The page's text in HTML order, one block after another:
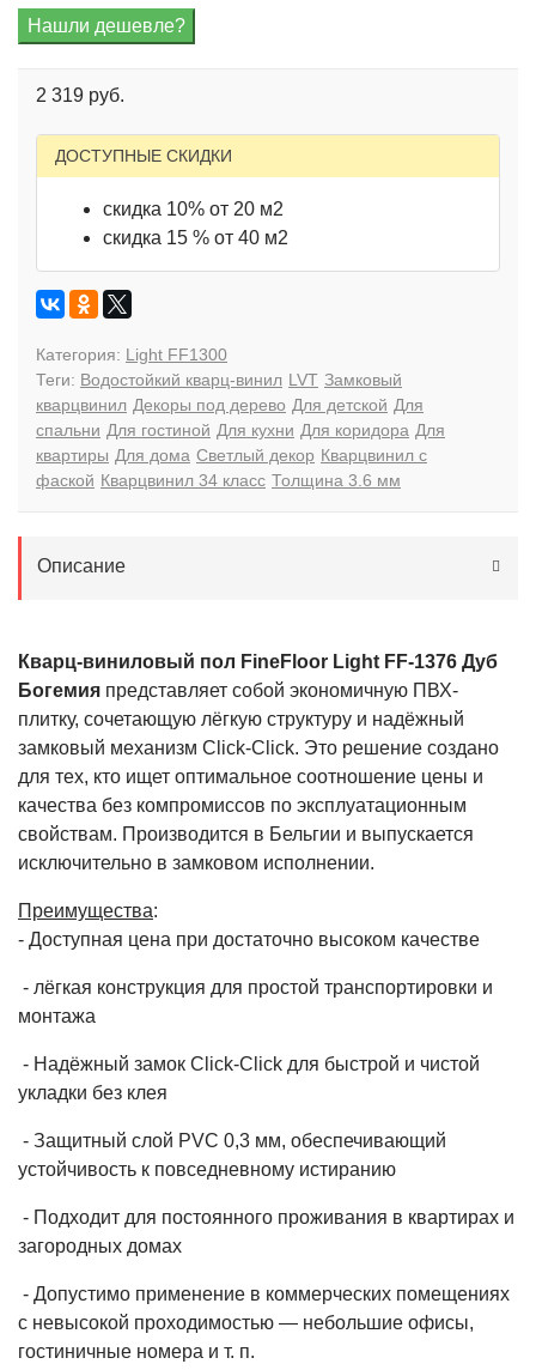
2 319 руб.
ДОСТУПНЫЕ СКИДКИ
скидка 10% от 20 м2
скидка 15 % от 40 м2
Категория: Light FF1300
Теги: Водостойкий кварц-винил LVT Замковый
кварцвинил Декоры под дерево Для детской Для
спальни Для гостиной Для кухни Для коридора Для
квартиры Для дома Светлый декор Кварцвинил с
фаской Кварцвинил 34 класс Толщина 3.6 мм
Описание
Кварц-виниловый пол FineFloor Light FF-1376 Дуб
Богемия представляет собой экономичную ПВХ-
плитку, сочетающую лёгкую структуру и надёжный
замковый механизм Click-Click. Это решение создано
для тех, кто ищет оптимальное соотношение цены и
качества без компромиссов по эксплуатационным
свойствам. Производится в Бельгии и выпускается
исключительно в замковом исполнении.
Преимущества:
- Доступная цена при достаточно высоком качестве
- лёгкая конструкция для простой транспортировки и
монтажа
- Надёжный замок Click-Click для быстрой и чистой
укладки без клея
- Защитный слой PVC 0,3 мм, обеспечивающий
устойчивость к повседневному истиранию
- Подходит для постоянного проживания в квартирах и
загородных домах
- Допустимо применение в коммерческих помещениях
с невысокой проходимостью — небольшие офисы,
гостиничные номера и т. п.